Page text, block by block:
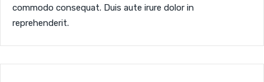
commodo consequat. Duis aute irure dolor in
reprehenderit.